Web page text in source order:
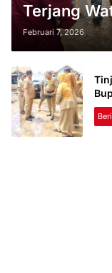
Terjang
Satu Orang
Februari 7, 2026